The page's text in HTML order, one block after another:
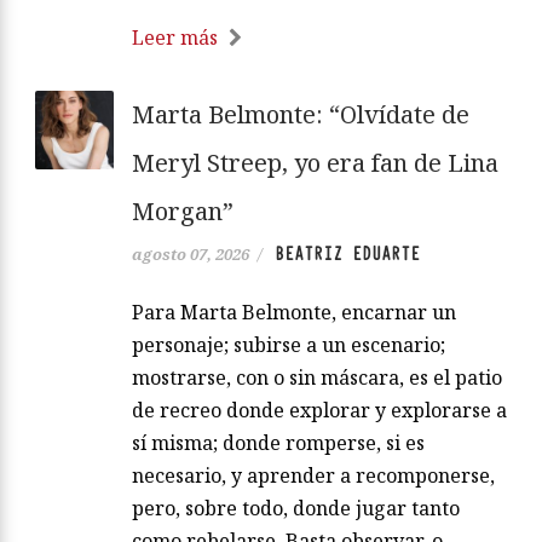
Leer más
Marta Belmonte: “Olvídate de
Meryl Streep, yo era fan de Lina
Morgan”
agosto 07, 2026 / BEATRIZ EDUARTE
Para Marta Belmonte, encarnar un
personaje; subirse a un escenario;
mostrarse, con o sin máscara, es el patio
de recreo donde explorar y explorarse a
sí misma; donde romperse, si es
necesario, y aprender a recomponerse,
pero, sobre todo, donde jugar tanto